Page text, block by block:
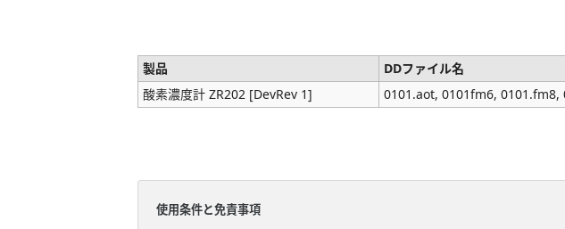
製品
DDファイル名
酸素濃度計 ZR202 [DevRev 1]
0101.aot, 0101fm6,
使用条件と免責事項